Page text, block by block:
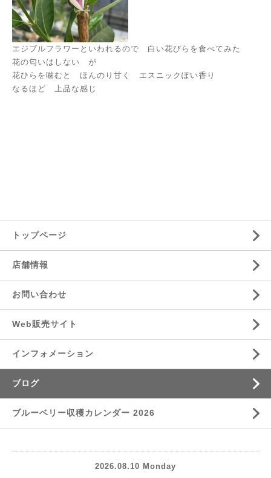
エジブルフラワーといわれるので 白い花びらを食べてみた
花の匂いはしない が
花ひらを噛むと ほんのり甘く エスニックぽい香り
なるほど 上品な感じ
トップページ
店舗情報
お問い合わせ
Web販売サイト
インフォメーション
ブログ
ブルーベリー収穫カレンダー 2026
2026.08.10 Monday